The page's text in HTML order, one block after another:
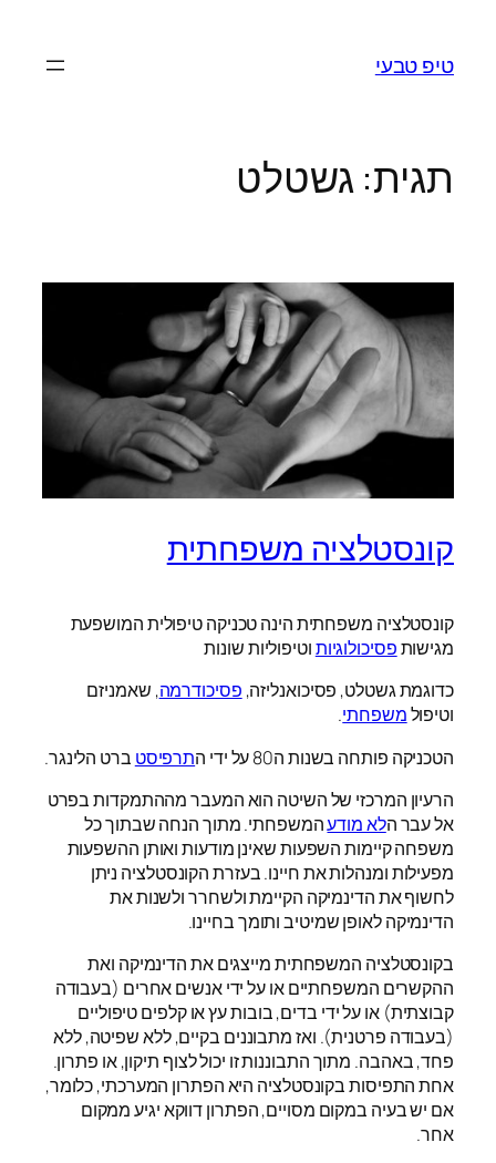
טיפ טבעי
תגית:גשטלט
קונסטלציה משפחתית
קונסטלציה משפחתית הינה טכניקה טיפולית המושפעת
מגישותפסיכולוגיותוטיפוליות שונות
כדוגמת גשטלט, פסיכואנליזה, פסיכודרמה, שאמניזם
וטיפולמשפחתי.
הטכניקה פותחה בשנות ה80 על ידי ה
תרפיסט ברט הלינגר.
הרעיון המרכזי של השיטה הוא המעבר מההתמקדות בפרט
אל עבר הלא מודעהמשפחתי. מתוך הנחה שבתוך כל
משפחה קיימות השפעות שאינן מודעות ואותן ההשפעות
מפעילות ומנהלות את חיינו. בעזרת הקונסטלציה ניתן
לחשוף את הדינמיקה הקיימת ולשחרר ולשנות את
הדינמיקה לאופן שמיטיב ותומך בחיינו.
בקונסטלציה המשפחתית מייצגים את הדינמיקה ואת
ההקשרים המשפחתיים או על ידי אנשים אחרים (בעבודה
קבוצתית) או על ידי בדים, בובות עץ או קלפים טיפוליים
(בעבודה פרטנית). ואז מתבוננים בקיים, ללא שפיטה, ללא
פחד, באהבה. מתוך התבוננות זו יכול לצוף תיקון, או פתרון.
אחת התפיסות בקונסטלציה היא הפתרון המערכתי, כלומר,
אם יש בעיה במקום מסויים, הפתרון דווקא יגיע ממקום
אחר.